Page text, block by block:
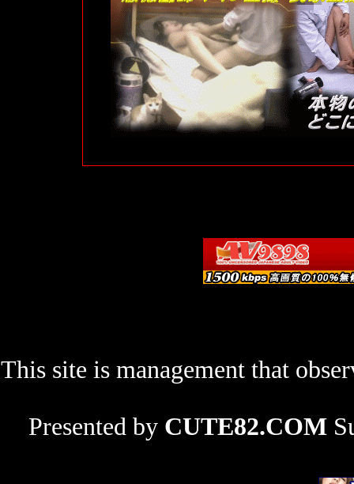
This site is management that
Presented by CUTE82.COM